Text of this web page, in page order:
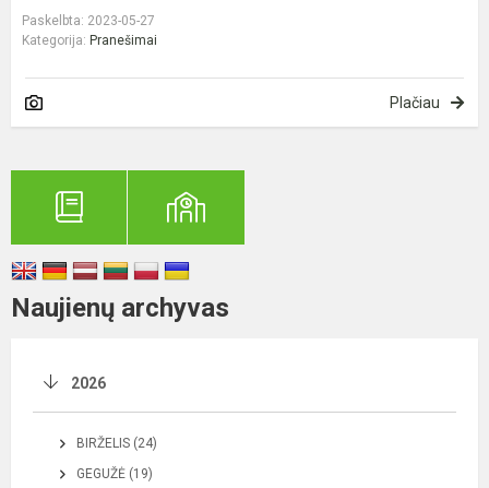
Paskelbta: 2023-05-27
Kategorija: Pranešimai
Plačiau
Naujienų archyvas
2026
BIRŽELIS (24)
GEGUŽĖ (19)